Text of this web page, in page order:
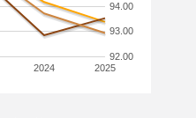
2024 2025
92.00
93.00
94.00